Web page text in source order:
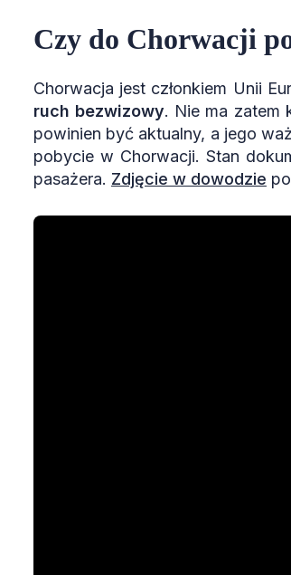
Czy do Chorwacji
Chorwacja jest członkiem Unii
ruch bezwizowy. Nie ma zatem
powinien być aktualny, a jego
pobycie w Chorwacji. Stan
pasażera. Zdjęcie w dowodzie